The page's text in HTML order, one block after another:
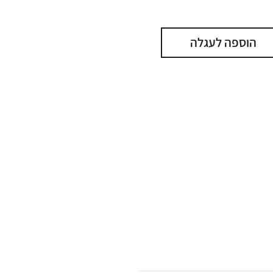
הוספה לעגלה